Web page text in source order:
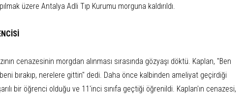
üzere Antalya Adli Tıp Kurumu morguna kaldırıldı.
cenazesinin morgdan alınması sırasında gözyaşı döktü. Kaplan, "Ben
bırakıp, nerelere gittin" dedi. Daha önce kalbinden ameliyat geçirdiği
bir öğrenci olduğu ve 11'inci sınıfa geçtiği öğrenildi. Kaplan'ın cenazesi,